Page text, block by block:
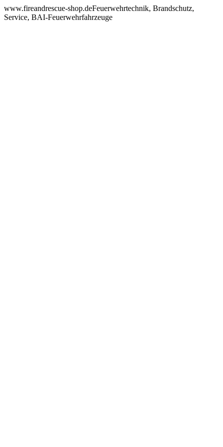
www.fireandrescue-shop.deFeuerwehrtechnik, Brandschutz,
Service, BAI-Feuerwehrfahrzeuge